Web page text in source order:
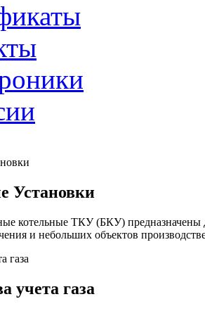
Установки
котельные ТКУ (БКУ) предназначены
и небольших объектов
газа
учета газа